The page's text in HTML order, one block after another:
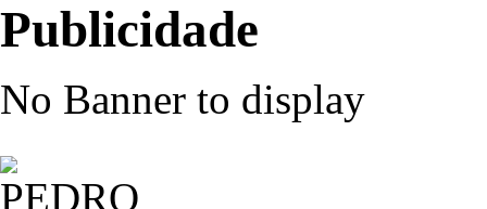
Publicidade
No Banner to display